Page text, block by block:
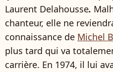
Laurent Delahousse.
chanteur, elle ne
connaissance de Michel
plus tard qui va
carrière. En 1974, il lui